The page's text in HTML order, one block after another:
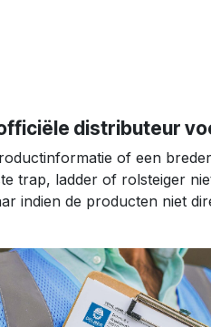
distributeur
of een
trap, ladder of rolsteiger
indien de producten niet